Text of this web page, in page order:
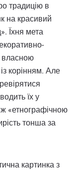
традицію в
на красивий
Їхня мета
власною
корінням. Але
їх у
«етнографічною
тонша за
картинка з